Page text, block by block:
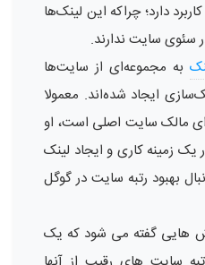
دارد؛ چراکه این لینک‌ها
به مجموعه‌ای از سایت‌ها
ایجاد شده‌اند. معمولا
مالک سایت اصلی است، او
زمینه کاری و ایجاد لینک
بهبود رتبه سایت در گوگل
هایی گفته می شود که یک